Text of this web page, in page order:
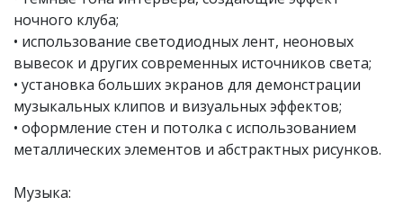
ночного клуба;
• использование светодиодных лент, неоновых
вывесок и других современных источников света;
• установка больших экранов для демонстрации
музыкальных клипов и визуальных эффектов;
• оформление стен и потолка с использованием
металлических элементов и абстрактных рисунков.
Музыка: